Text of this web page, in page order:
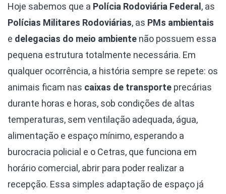
Hoje sabemos que a Polícia Rodoviária Federal, as
Polícias Militares Rodoviárias, as PMs ambientais
e delegacias do meio ambiente não possuem essa
pequena estrutura totalmente necessária. Em
qualquer ocorrência, a história sempre se repete: os
animais ficam nas caixas de transporte precárias
durante horas e horas, sob condições de altas
temperaturas, sem ventilação adequada, água,
alimentação e espaço mínimo, esperando a
burocracia policial e o Cetras, que funciona em
horário comercial, abrir para poder realizar a
recepção. Essa simples adaptação de espaço já